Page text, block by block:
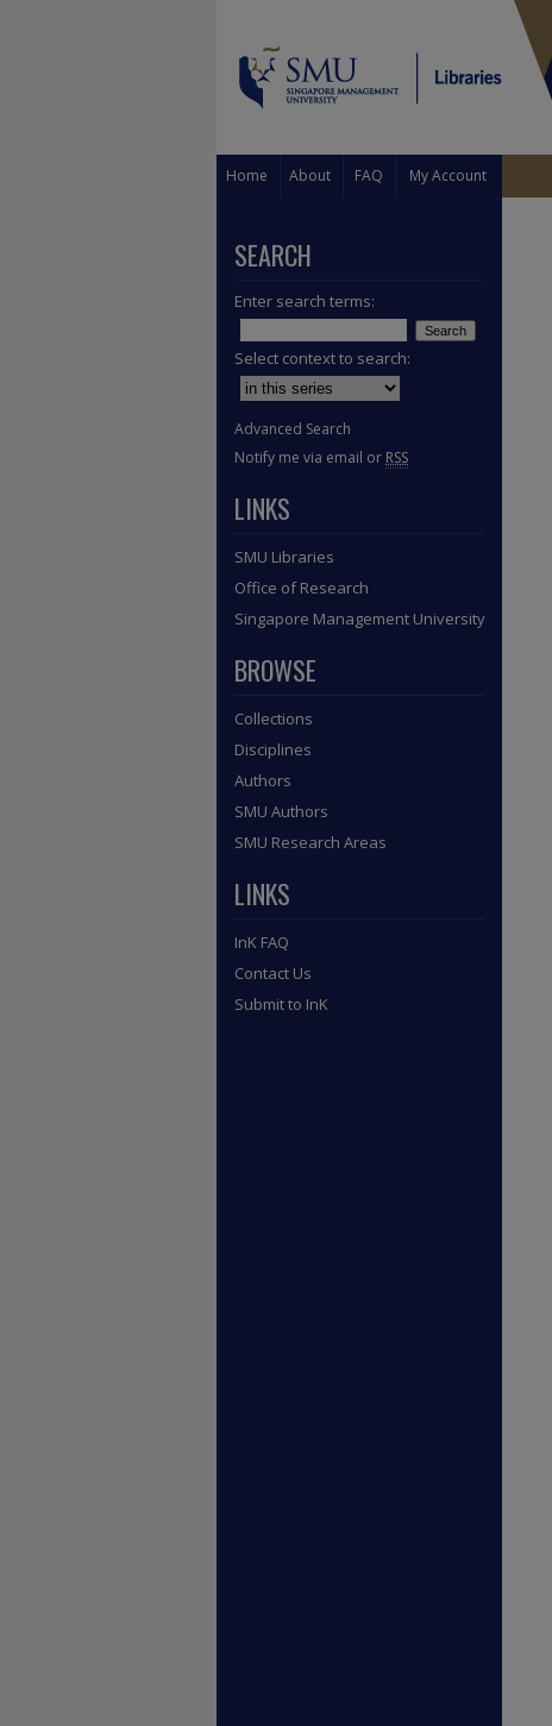
Home About FAQ My Account
SEARCH
Enter search terms:
Select context to search:
Advanced Search
Notify me via email or RSS
LINKS
SMU Libraries
Office of Research
Singapore Management University
BROWSE
Collections
Disciplines
Authors
SMU Authors
SMU Research Areas
LINKS
InK FAQ
Contact Us
Submit to InK